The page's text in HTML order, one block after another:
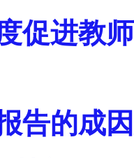
促进教
告的成